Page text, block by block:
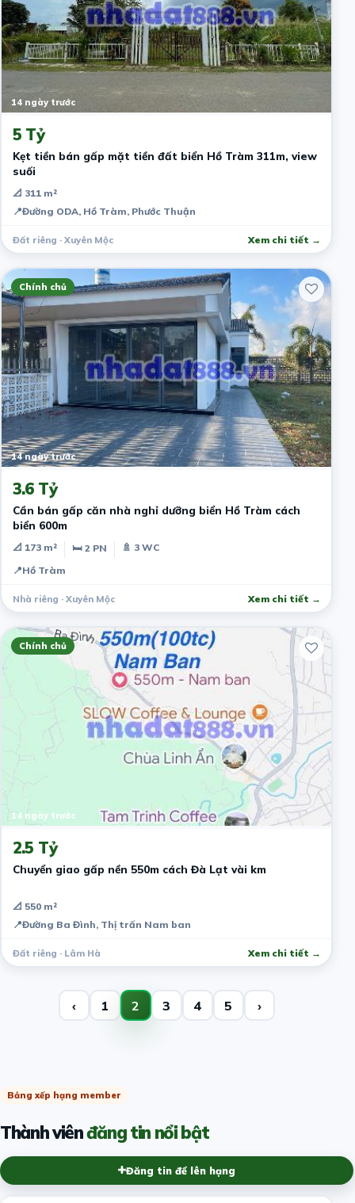
14 ngày trước
5 Tỷ
Kẹt tiền bán gấp mặt tiền đất biển Hồ Tràm 311m, view
suối
📐 311 m²
📍Đường ODA, Hồ Tràm, Phước Thuận
Đất riêng · Xuyên Mộc Xem chi tiết →
Chính chủ
14 ngày trước
3.6 Tỷ
Cần bán gấp căn nhà nghỉ dưỡng biển Hồ Tràm cách
biển 600m
📐 173 m² 🛏 2 PN
🚿 3 WC
📍Hồ Tràm
Nhà riêng · Xuyên Mộc Xem chi tiết →
Chính chủ
14 ngày trước
2.5 Tỷ
Chuyển giao gấp nền 550m cách Đà Lạt vài km
📐 550 m²
📍Đường Ba Đình, Thị trấn Nam ban
Đất riêng · Lâm Hà Xem chi tiết →
‹ 1 2 3 4 5 ›
Bảng xếp hạng member
Thành viênđăng tin nổi bật
Đăng tin để lên hạng